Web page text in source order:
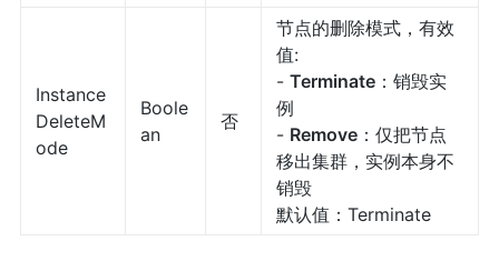
Instance
DeleteM
ode
Boole
an
否
节点的删除模式，有效
值:
- Terminate：销毁实
例
- Remove：仅把节点
移出集群，实例本身不
销毁
默认值：Terminate